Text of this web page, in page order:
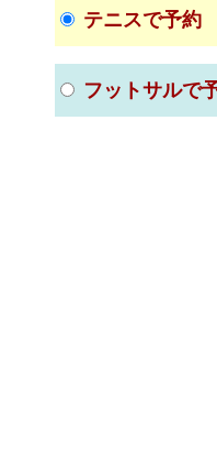
テニスで予約
フットサルで